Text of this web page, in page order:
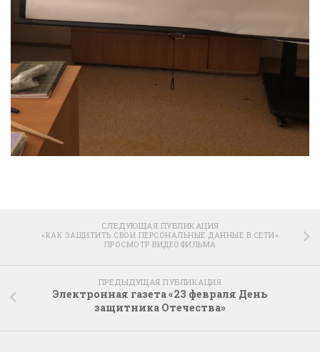
СЛЕДУЮЩАЯ ПУБЛИКАЦИЯ
«КАК ЗАЩИТИТЬ СВОИ ПЕРСОНАЛЬНЫЕ ДАННЫЕ В СЕТИ»
ПРОСМОТР ВИДЕОФИЛЬМА
ПРЕДЫДУЩАЯ ПУБЛИКАЦИЯ
Электронная газета «23 февраля День
защитника Отечества»